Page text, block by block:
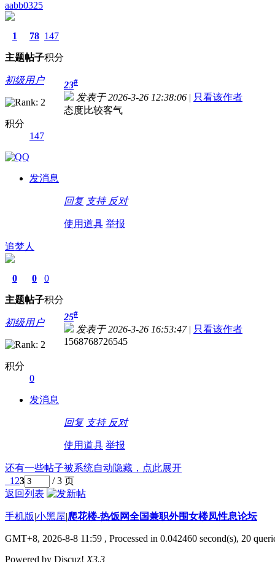
aabb0325
1
主题
78
帖子
147
积分
初级用户
积分
147
发消息
23#
发表于 2026-3-26 12:38:06 | 只看该作者
态度比较客气
回复 支持 反对
使用道具 举报
追梦人
0
主题
0
帖子
0
积分
初级用户
积分
0
发消息
25#
发表于 2026-3-26 16:53:47 | 只看该作者
1568768726545
回复 支持 反对
使用道具 举报
还有一些帖子被系统自动隐藏，点此展开
1 23
/ 3 页
返回列表
手机版|小黑屋|爬花楼-热饭网全国兼职外围女楼凤性息论坛
GMT+8, 2026-8-8 11:59 , Processed in 0.042460 second(s), 20
Powered by Discuz! X3.3